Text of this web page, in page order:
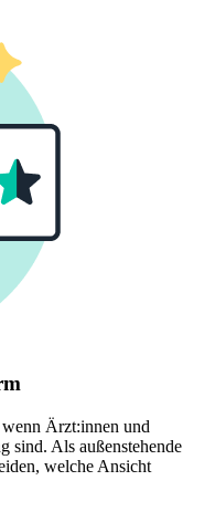
Ärzt:innen und
sind. Als außenstehende
welche Ansicht